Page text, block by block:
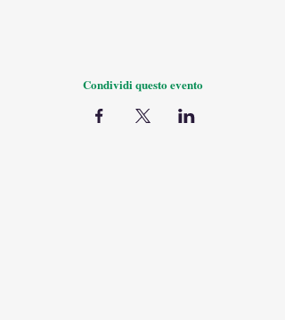
Condividi questo evento